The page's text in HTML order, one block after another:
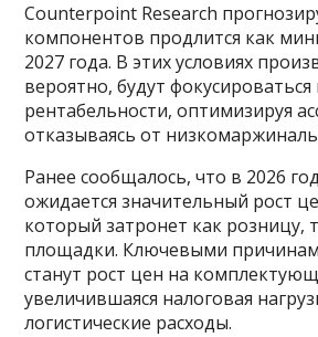
Counterpoint Research
компонентов продлится как
2027 года. В этих условиях
вероятно, будут фокусироваться
рентабельности, оптимизируя
отказываясь от
Ранее сообщалось, что в 2026
ожидается значительный рост
который затронет как розницу,
площадки. Ключевыми
станут рост цен на
увеличившаяся налоговая
логистические расходы.